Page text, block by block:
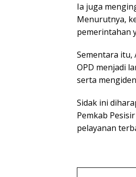
Ia juga
Menurutnya,
pemerintahan
Sementara
OPD menjadi
serta
Sidak ini
Pemkab
pelayanan